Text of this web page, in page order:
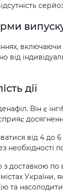
включаючи
від
дії
Він є
від 4 до
необхідності
доставкою по
України,
та